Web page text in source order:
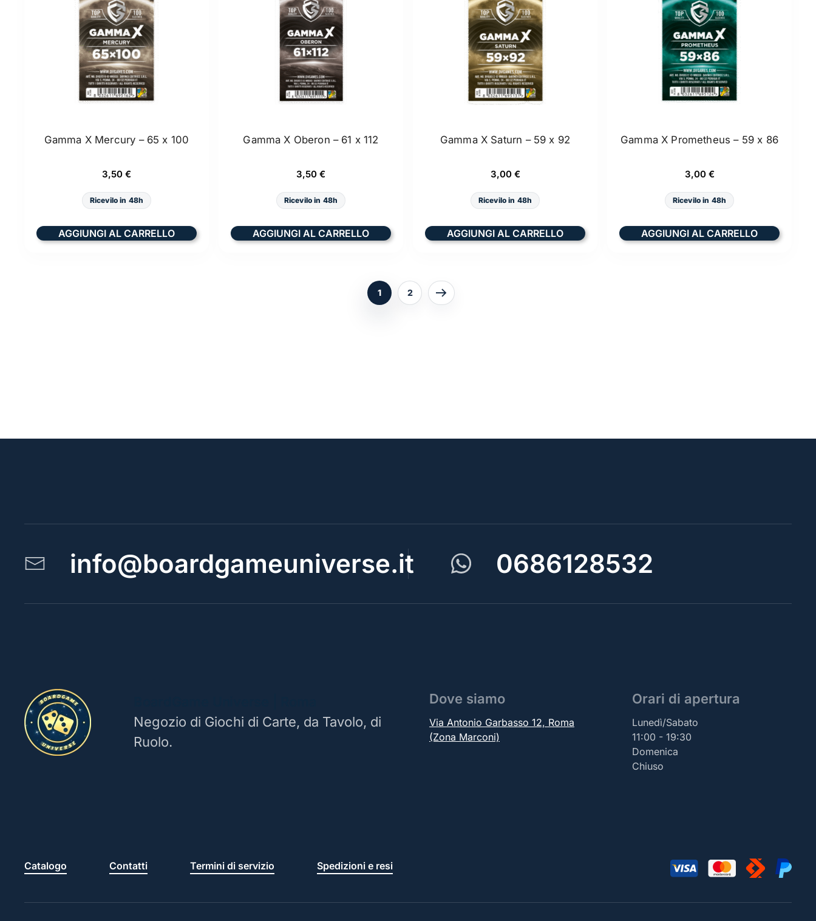
Gamma X Mercury – 65 x 100
3,50 €
Ricevilo in 48h
AGGIUNGI AL CARRELLO
Gamma X Oberon – 61 x 112
3,50 €
Ricevilo in 48h
AGGIUNGI AL CARRELLO
Gamma X Saturn – 59 x 92
3,00 €
Ricevilo in 48h
AGGIUNGI AL CARRELLO
Gamma X Prometheus – 59 x 86
3,00 €
Ricevilo in 48h
AGGIUNGI AL CARRELLO
1 2
info@boardgameuniverse.it 0686128532
Negozio di Giochi di Carte, da Tavolo, di
Ruolo.
Dove siamo
Via Antonio Garbasso 12, Roma
(Zona Marconi)
Orari di apertura
Lunedì/Sabato
11:00 - 19:30
Domenica
Chiuso
Catalogo Contatti Termini di servizio Spedizioni e resi